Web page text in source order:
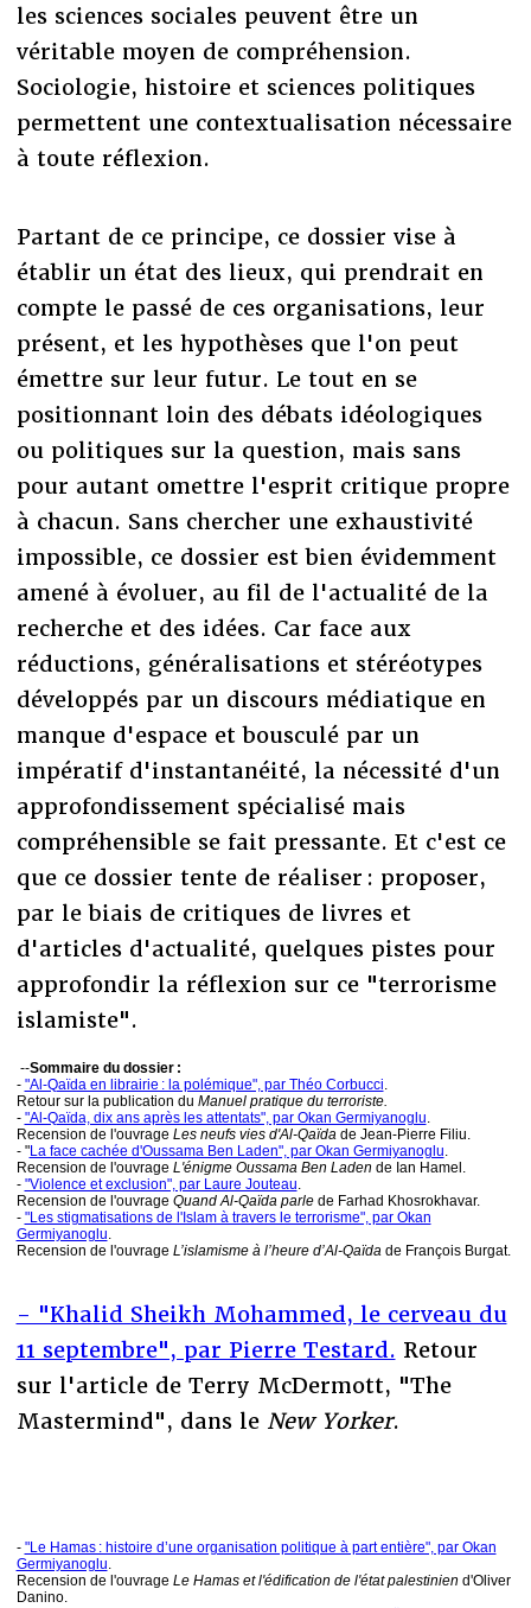
les sciences sociales peuvent être un
véritable moyen de compréhension.
Sociologie, histoire et sciences politiques
permettent une contextualisation nécessaire
à toute réflexion.
Partant de ce principe, ce dossier vise à
établir un état des lieux, qui prendrait en
compte le passé de ces organisations, leur
présent, et les hypothèses que l'on peut
émettre sur leur futur. Le tout en se
positionnant loin des débats idéologiques
ou politiques sur la question, mais sans
pour autant omettre l'esprit critique propre
à chacun. Sans chercher une exhaustivité
impossible, ce dossier est bien évidemment
amené à évoluer, au fil de l'actualité de la
recherche et des idées. Car face aux
réductions, généralisations et stéréotypes
développés par un discours médiatique en
manque d'espace et bousculé par un
impératif d'instantanéité, la nécessité d'un
approfondissement spécialisé mais
compréhensible se fait pressante. Et c'est ce
que ce dossier tente de réaliser : proposer,
par le biais de critiques de livres et
d'articles d'actualité, quelques pistes pour
approfondir la réflexion sur ce "terrorisme
islamiste".
--Sommaire du dossier :
- "Al-Qaïda en librairie : la polémique", par Théo Corbucci
Retour sur la publication du Manuel pratique du terroriste.
- "Al-Qaïda, dix ans après les attentats", par Okan Germiyanoglu
Recension de l'ouvrage Les neufs vies d'Al-Qaïda de Jean-Pierre Filiu.
- "La face cachée d'Oussama Ben Laden", par Okan Germiyanoglu
Recension de l'ouvrage L'énigme Oussama Ben Laden de Ian Hamel.
- "Violence et exclusion", par Laure Jouteau
Recension de l'ouvrage Quand Al-Qaïda parlede Farhad Khosrokhavar.
- "Les stigmatisations de l'Islam à travers le terrorisme", par Okan
Germiyanoglu
Recension de l'ouvrage L’islamisme à l’heure d’Al-Qaïda de François Burgat.
- "Khalid Sheikh Mohammed, le cerveau du
11 septembre", par Pierre Testard. Retour
sur l'article de Terry McDermott, "The
Mastermind", dans le New Yorker.
- "Le Hamas : histoire d’une organisation politique à part entière", par Okan
Germiyanoglu
Recension de l'ouvrage Le Hamas et l'édification de l'état palestinien d'Oliver
Danino.